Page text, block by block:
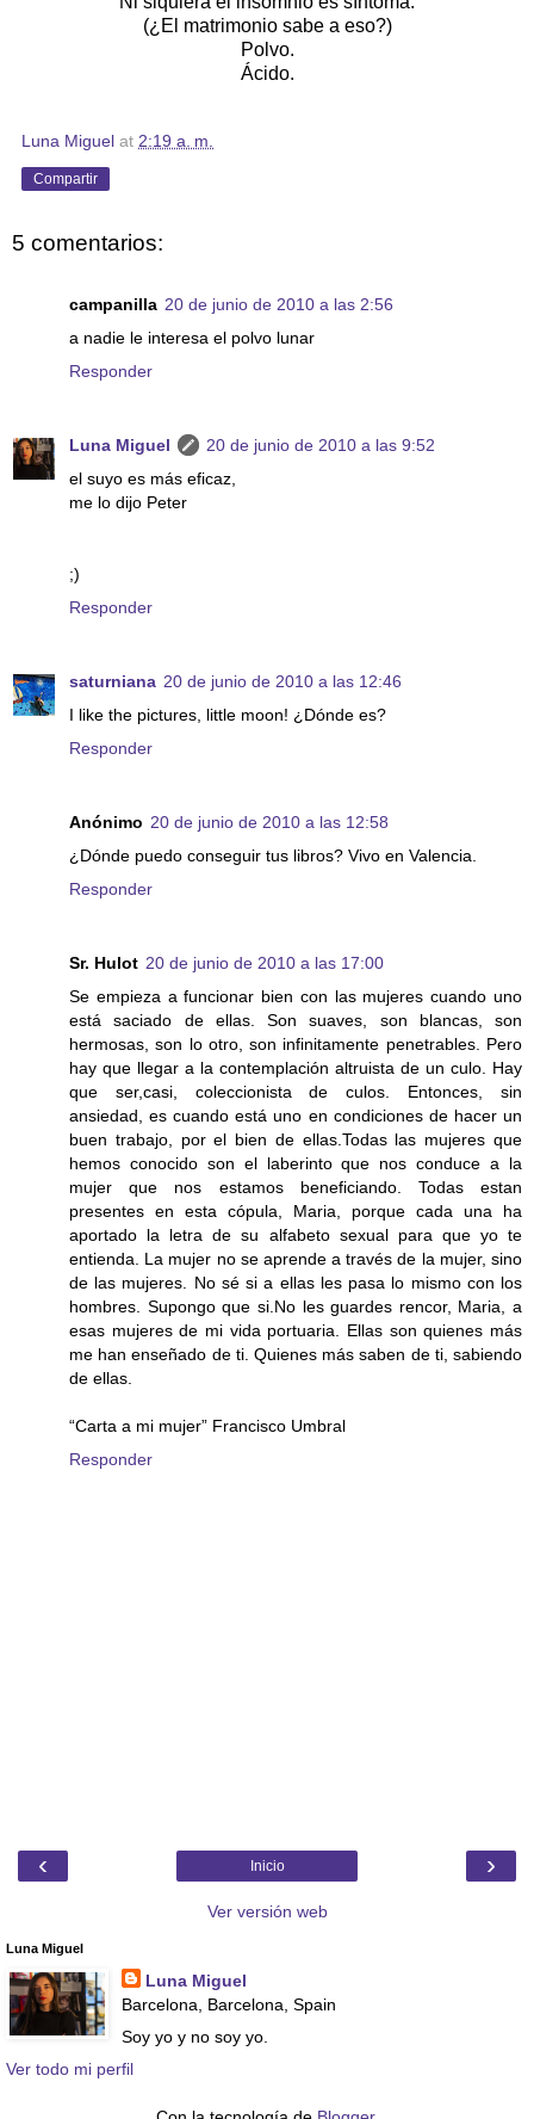
(¿El matrimonio sabe a eso?)
Polvo.
Ácido.
Luna Miguel at 2:19 a. m.
Compartir
5 comentarios:
campanilla 20 de junio de 2010 a las 2:56
a nadie le interesa el polvo lunar
Responder
Luna Miguel
20 de junio de 2010 a las 9:52
el suyo es más eficaz,
me lo dijo Peter
;)
Responder
saturniana 20 de junio de 2010 a las 12:46
I like the pictures, little moon! ¿Dónde es?
Responder
Anónimo 20 de junio de 2010 a las 12:58
¿Dónde puedo conseguir tus libros? Vivo en Valencia.
Responder
Sr. Hulot 20 de junio de 2010 a las 17:00
Se empieza a funcionar bien con las mujeres cuando uno
está saciado de ellas. Son suaves, son blancas, son
hermosas, son lo otro, son infinitamente penetrables. Pero
hay que llegar a la contemplación altruista de un culo. Hay
que ser,casi, coleccionista de culos. Entonces, sin
ansiedad, es cuando está uno en condiciones de hacer un
buen trabajo, por el bien de ellas.Todas las mujeres que
hemos conocido son el laberinto que nos conduce a la
mujer que nos estamos beneficiando. Todas estan
presentes en esta cópula, Maria, porque cada una ha
aportado la letra de su alfabeto sexual para que yo te
entienda. La mujer no se aprende a través de la mujer, sino
de las mujeres. No sé si a ellas les pasa lo mismo con los
hombres. Supongo que si.No les guardes rencor, Maria, a
esas mujeres de mi vida portuaria. Ellas son quienes más
me han enseñado de ti. Quienes más saben de ti, sabiendo
de ellas.
“Carta a mi mujer” Francisco Umbral
Responder
‹ ›
Inicio
Ver versión web
Luna Miguel
Luna Miguel
Barcelona, Barcelona, Spain
Soy yo y no soy yo.
Ver todo mi perfil